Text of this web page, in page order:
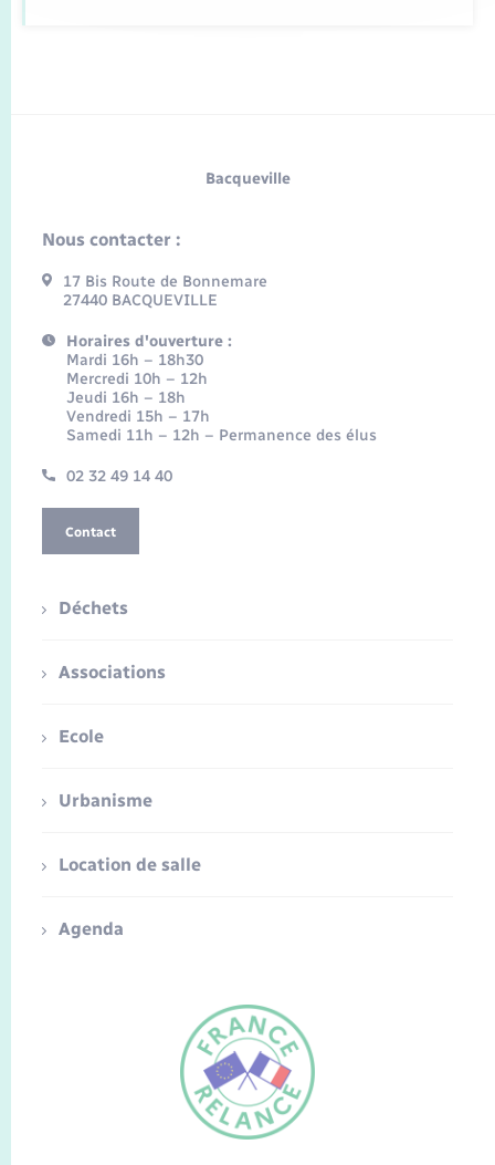
FR
Bacqueville
Nous contacter :
17 Bis Route de Bonnemare
27440 BACQUEVILLE
Horaires d'ouverture :
Mardi 16h – 18h30
Mercredi 10h – 12h
Jeudi 16h – 18h
Vendredi 15h – 17h
Samedi 11h – 12h – Permanence des élus
02 32 49 14 40
Contact
Déchets
Associations
Ecole
Urbanisme
Location de salle
Agenda